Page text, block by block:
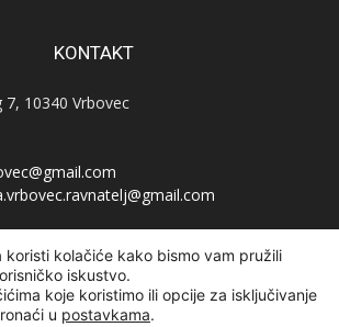
KONTAKT
10340 Vrbovec
koristi kolačiće kako bismo vam pružili
iskustvo.
koje koristimo ili opcije za isključivanje
u postavkama.